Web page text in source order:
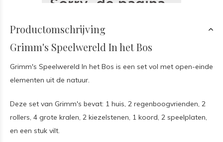
Productomschrijving
Grimm's Speelwereld In het Bos
Grimm's Speelwereld In het Bos is een set vol met open-einde
elementen uit de natuur.
Deze set van Grimm's bevat: 1 huis, 2 regenboogvrienden, 2
rollers, 4 grote kralen, 2 kiezelstenen, 1 koord, 2 speelplaten,
en een stuk vilt.